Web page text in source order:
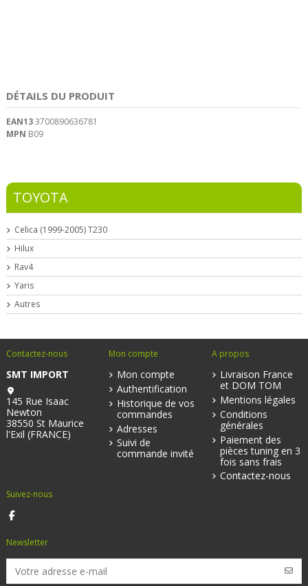
DÉTAILS DU PRODUIT
EAN133700890636781
MPN B09
TOYOTA
Celica (1999-2005) T230
Hilux
Rav4
Yaris
Autres
Contactez-nous
SMT IMPORT
145 Rue Isaac
Newton
38550 St Maurice
l'Exil (FRANCE)
Mon compte
Mon compte
Authentification
Historique de vos
commandes
Adresses
Suivi de
commande invité
A propos
Livraison France
et DOM TOM
Mentions légales
Conditions
générales
Paiement des
pièces tuning en 3
fois sans frais
Contactez-nous
Suivez-nous
Newsletter